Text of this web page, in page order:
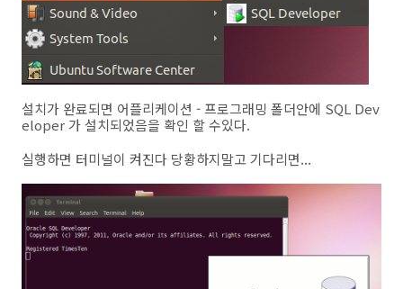
설치가 완료되면 어플리케이션 - 프로그래밍 폴더안에 SQL Dev
eloper 가 설치되었음을 확인 할 수있다.
실행하면 터미널이 켜진다 당황하지말고 기다리면...